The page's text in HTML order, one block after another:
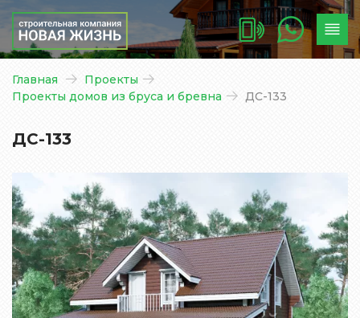
Главная
Проекты
Проекты домов из бруса и бревна
ДС-133
ДС-133